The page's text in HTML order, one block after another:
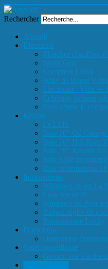
Rechercher
Accueil
Electricité
Plancher chauffant
Smart Grid
Compteur Linky
Witty de Hager
Electricité - Villa en
Eclairage terrasse
Paris rejette le
Reseau
Le Li-Fi
Baie 10" Gd Garage
Baie 10" Hill Rom
Baie 19" Keyrus Aix
Baie Salle
Baie informatique
Informatique
Windows 10 est Là !!
Easy Speed Pc
Windows 10 Pour
Rappel règles de
Ransomware Locky
Domotique
Domotique
Vidéosurveillance
Gestion site Lambesc